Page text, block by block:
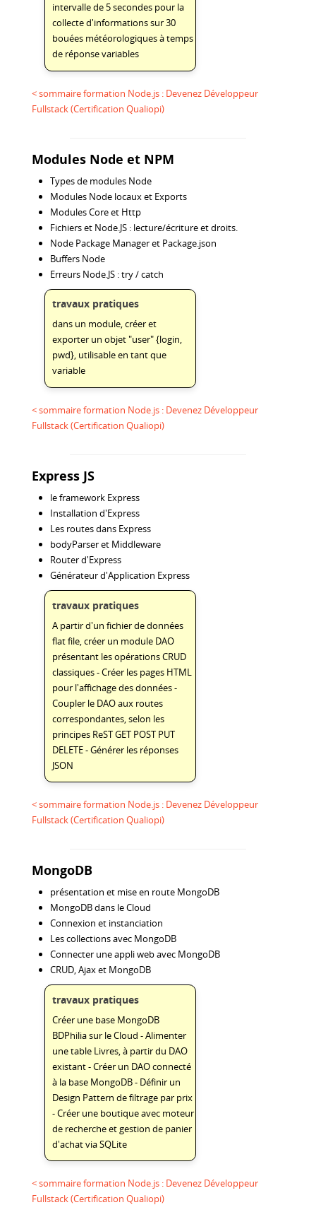
intervalle de 5 secondes pour la
collecte d'informations sur 30
bouées météorologiques à temps
de réponse variables
< sommaire formation Node.js : Devenez Développeur
Fullstack (Certification Qualiopi)
Modules Node et NPM
Types de modules Node
Modules Node locaux et Exports
Modules Core et Http
Fichiers et Node.JS : lecture/écriture et droits.
Node Package Manager et Package.json
Buffers Node
Erreurs Node.JS : try / catch
travaux pratiques
dans un module, créer et
exporter un objet "user" {login,
pwd}, utilisable en tant que
variable
< sommaire formation Node.js : Devenez Développeur
Fullstack (Certification Qualiopi)
Express JS
le framework Express
Installation d'Express
Les routes dans Express
bodyParser et Middleware
Router d'Express
Générateur d'Application Express
travaux pratiques
A partir d'un fichier de données
flat file, créer un module DAO
présentant les opérations CRUD
classiques - Créer les pages HTML
pour l'affichage des données -
Coupler le DAO aux routes
correspondantes, selon les
principes ReST GET POST PUT
DELETE - Générer les réponses
JSON
< sommaire formation Node.js : Devenez Développeur
Fullstack (Certification Qualiopi)
MongoDB
présentation et mise en route MongoDB
MongoDB dans le Cloud
Connexion et instanciation
Les collections avec MongoDB
Connecter une appli web avec MongoDB
CRUD, Ajax et MongoDB
travaux pratiques
Créer une base MongoDB
BDPhilia sur le Cloud - Alimenter
une table Livres, à partir du DAO
existant - Créer un DAO connecté
à la base MongoDB - Définir un
Design Pattern de filtrage par prix
- Créer une boutique avec moteur
de recherche et gestion de panier
d'achat via SQLite
< sommaire formation Node.js : Devenez Développeur
Fullstack (Certification Qualiopi)